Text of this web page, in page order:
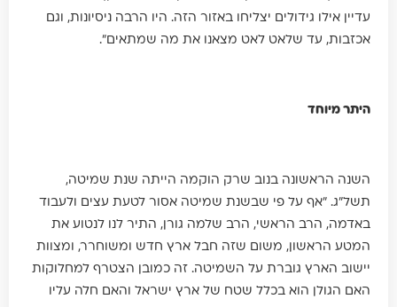
עדיין אילו גידולים יצליחו באזור הזה. היו הרבה ניסיונות, וגם
אכזבות, עד שלאט לאט מצאנו את מה שמתאים".
היתר מיוחד
השנה הראשונה בנוב שרק הוקמה הייתה שנת שמיטה,
תשל"ג. ״אף על פי שבשנת שמיטה אסור לטעת עצים ולעבוד
באדמה, הרב הראשי, הרב שלמה גורן, התיר לנו לנטוע את
המטע הראשון, משום שזה חבל ארץ חדש ומשוחרר, ומצוות
יישוב הארץ גוברת על השמיטה. זה כמובן הצטרף למחלוקות
האם הגולן הוא בכלל שטח של ארץ ישראל והאם חלה עליו